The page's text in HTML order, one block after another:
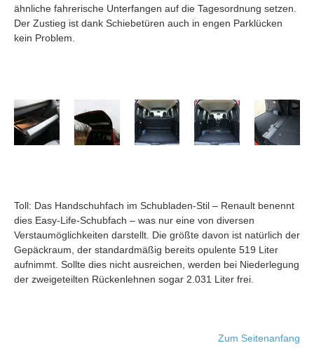
ähnliche fahrerische Unterfangen auf die Tagesordnung setzen.
Der Zustieg ist dank Schiebetüren auch in engen Parklücken
kein Problem.
Toll: Das Handschuhfach im Schubladen-Stil – Renault benennt
dies Easy-Life-Schubfach – was nur eine von diversen
Verstaumöglichkeiten darstellt. Die größte davon ist natürlich der
Gepäckraum, der standardmäßig bereits opulente 519 Liter
aufnimmt. Sollte dies nicht ausreichen, werden bei Niederlegung
der zweigeteilten Rückenlehnen sogar 2.031 Liter frei.
Zum Seitenanfang